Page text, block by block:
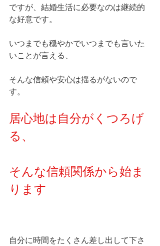
ですが、結婚生活に必要なのは継続的
な好意です。
いつまでも穏やかでいつまでも言いた
いことが言える、
そんな信頼や安心は揺るがないので
す。
居心地は自分がくつろげ
る、
そんな信頼関係から始ま
ります
自分に時間をたくさん差し出して下さ